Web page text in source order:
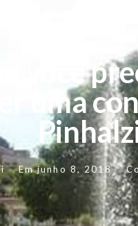
você
uma
Em junho 8, 2018